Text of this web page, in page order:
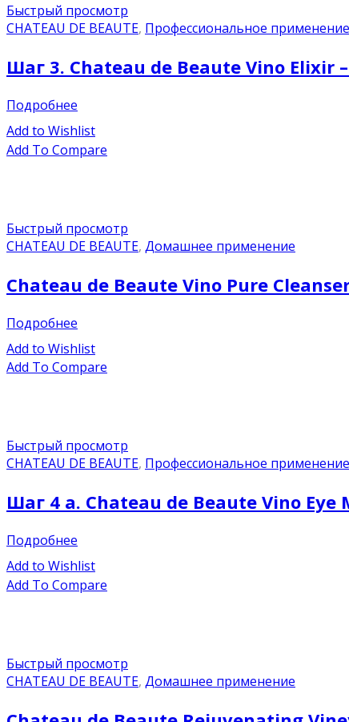
Быстрый просмотр
CHATEAU DE BEAUTE, Профессиональное применение
Шаг 3. Chateau de Beaute Vino Elixir
Подробнее
Add to Wishlist
Add To Compare
Быстрый просмотр
CHATEAU DE BEAUTE, Домашнее применение
Chateau de Beaute Vino Pure
Подробнее
Add to Wishlist
Add To Compare
Быстрый просмотр
CHATEAU DE BEAUTE, Профессиональное применение
Шаг 4 a. Chateau de Beaute Vino
Подробнее
Add to Wishlist
Add To Compare
Быстрый просмотр
CHATEAU DE BEAUTE, Домашнее применение